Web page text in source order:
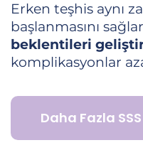
Erken teşhis aynı
başlanmasını
beklentileri
komplikasyonlar
Daha Fazla SSS